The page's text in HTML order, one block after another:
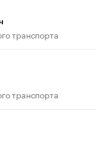
транспорта
транспорта